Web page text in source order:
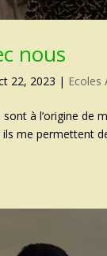
nous
22, 2023 | Ecoles
à l’origine de
me permettent